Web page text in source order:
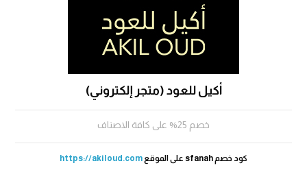
أكيل للعود (متجر إلكتروني)
خصم 25% على كافة الاصناف
كود خصم sfanah على الموقع https://akiloud.com